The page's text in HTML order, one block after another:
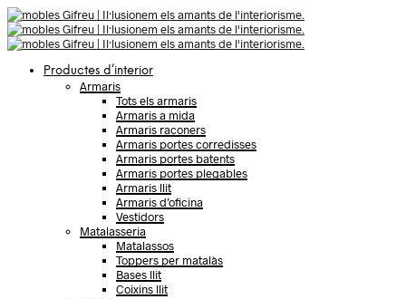
Productes d’interior
Armaris
Tots els armaris
Armaris a mida
Armaris raconers
Armaris portes corredisses
Armaris portes batents
Armaris portes plegables
Armaris llit
Armaris d’oficina
Vestidors
Matalasseria
Matalassos
Toppers per matalàs
Bases llit
Coixins llit